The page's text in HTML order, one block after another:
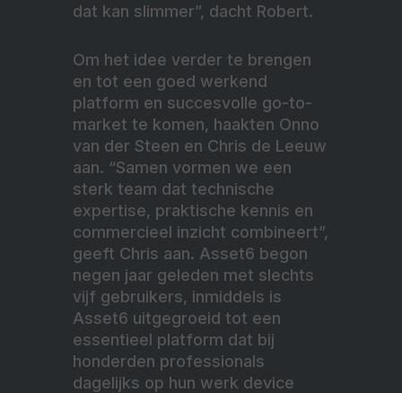
dat kan slimmer”, dacht Robert.
Om het idee verder te brengen
en tot een goed werkend
platform en succesvolle go-to-
market te komen, haakten Onno
van der Steen en Chris de Leeuw
aan. “Samen vormen we een
sterk team dat technische
expertise, praktische kennis en
commercieel inzicht combineert”,
geeft Chris aan. Asset6 begon
negen jaar geleden met slechts
vijf gebruikers, inmiddels is
Asset6 uitgegroeid tot een
essentieel platform dat bij
honderden professionals
dagelijks op hun werk device